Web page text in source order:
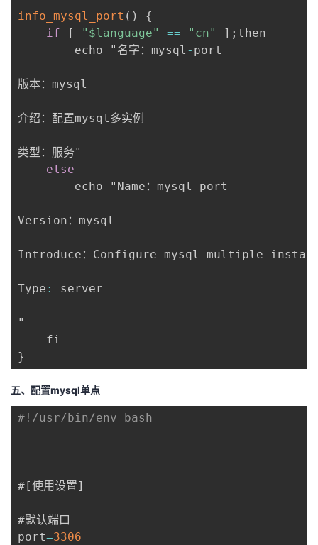
info_mysql_port ( )
{
if
[ "$language" == "cn" ] ; then
		echo "名字：mysql
- port
版本：mysql
介绍：配置mysql多实例
类型：服务"
else
		echo "Name：mysql
- port
Version：mysql
Introduce：Configure mysql multiple
Type : server
"
}
五、配置mysql单点
#!/usr/bin/env bash
#[使用设置]
#默认端口
port=3306